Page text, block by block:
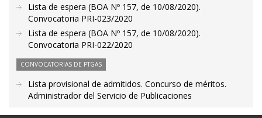
Lista de espera (BOA Nº 157, de 10/08/2020).
Convocatoria PRI-023/2020
Lista de espera (BOA Nº 157, de 10/08/2020).
Convocatoria PRI-022/2020
CONVOCATORIAS DE PTGAS
Lista provisional de admitidos. Concurso de méritos.
Administrador del Servicio de Publicaciones